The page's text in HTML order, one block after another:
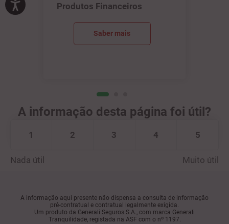
Produtos Financeiros
Saber mais
A informação desta página foi útil?
Nada útil
1 2 3 4 5
Muito útil
A informação aqui presente não dispensa a consulta de informação
pré-contratual e contratual legalmente exigida.
Um produto da Generali Seguros S.A., com marca Generali
Tranquilidade, registada na ASF com o nº 1197.